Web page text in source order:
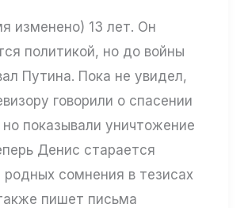
изменено) 13 лет. Он
политикой, но до войны
Путина. Пока не увидел,
говорили о спасении
но показывали уничтожение
Денис старается
родных сомнения в тезисах
пишет письма